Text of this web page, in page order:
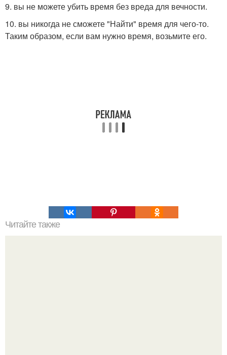
9. вы не можете убить время без вреда для вечности.
10. вы никогда не сможете "Найти" время для чего-то.
Таким образом, если вам нужно время, возьмите его.
Читайте также